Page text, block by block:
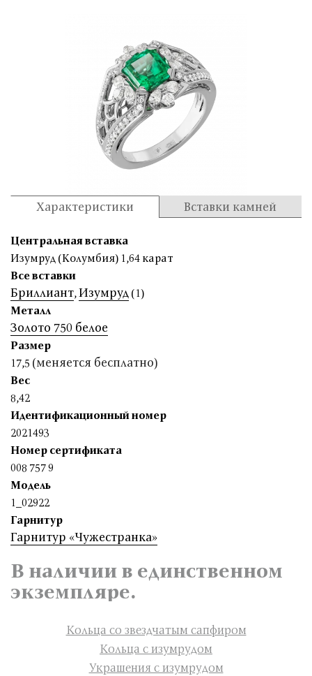
Характеристики Вставки камней
Центральная вставка
Изумруд (Колумбия) 1,64 карат
Все вставки
Бриллиант,Изумруд (1)
Металл
Золото 750 белое
Размер
17,5 (меняется бесплатно)
Вес
8,42
Идентификационный номер
2021493
Номер сертификата
008 757 9
Модель
1_02922
Гарнитур
Гарнитур «Чужестранка»
В наличии в единственном
экземпляре.
Кольца со звездчатым сапфиром
Кольца с изумрудом
Украшения с изумрудом